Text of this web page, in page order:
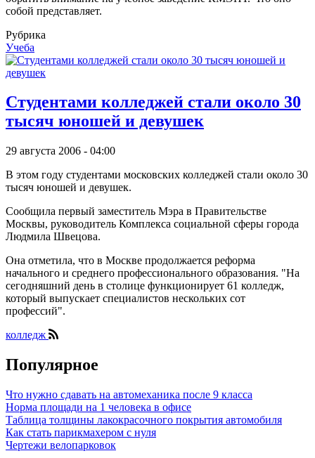
собой представляет.
Рубрика
Учеба
Студентами колледжей стали около 30
тысяч юношей и девушек
29 августа 2006 - 04:00
В этом году студентами московских колледжей стали около 30
тысяч юношей и девушек.
Сообщила первый заместитель Мэра в Правительстве
Москвы, руководитель Комплекса социальной сферы города
Людмила Швецова.
Она отметила, что в Москве продолжается реформа
начального и среднего профессионального образования. "На
сегодняшний день в столице функционирует 61 колледж,
который выпускает специалистов нескольких сот
профессий".
колледж
Популярное
Что нужно сдавать на автомеханика после 9 класса
Норма площади на 1 человека в офисе
Таблица толщины лакокрасочного покрытия автомобиля
Как стать парикмахером с нуля
Чертежи велопарковок